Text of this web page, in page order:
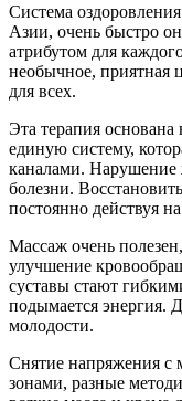
Система
Азии, очень быстро
атрибутом для
необычное, приятная
для всех.
Эта терапия основана
единую систему,
каналами. Нарушение
болезни.
постоянно действуя
Массаж очень
улучшение
суставы стают
подымается энергия.
молодости.
Снятие напряжения с
зонами, разные